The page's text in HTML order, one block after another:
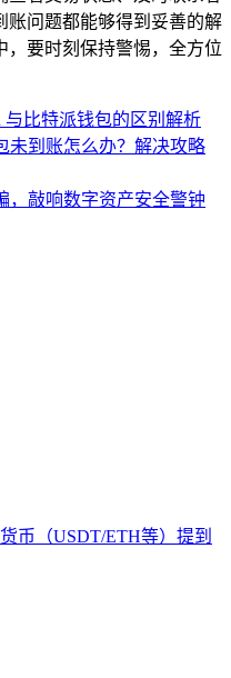
账问题都能够得到妥善的解
，要时刻保持警惕，全方位
与比特派钱包的区别解析
未到账怎么办？解决攻略
，敲响数字资产安全警钟
币（USDT/ETH等）提到